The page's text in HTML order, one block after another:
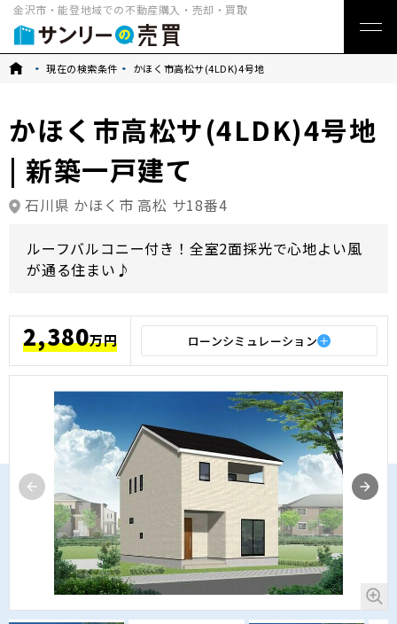
金沢市・能登地域での不動産購入・売却・買取
トップ現在の検索条件 かほく市高松サ(4LDK)4号地
かほく市高松サ(4LDK)4号地
| 新築一戸建て
石川県 かほく市 高松 サ18番4
ルーフバルコニー付き！全室2面採光で心地よい風
が通る住まい♪
2,380万円 ローンシミュレーション